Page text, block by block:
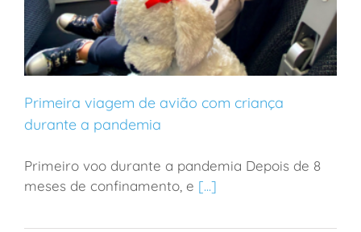
Primeira viagem de avião com criança durante a
pandemia
Primeira viagem de avião com criança
durante a pandemia
Primeiro voo durante a pandemia Depois de 8
meses de confinamento, e [...]